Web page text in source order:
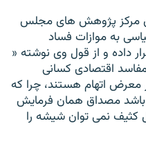
مركز پژوهش هاى مجلس
به موازات فساد
داده و از قول وى نوشته «
مفاسد اقتصادى كسانى
اتهام هستند، چرا كه
باشد مصداق همان فرمايش
كثيف نمى توان شيشه را